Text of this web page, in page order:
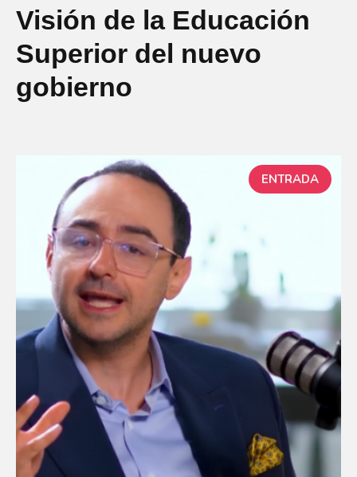
Visión de la Educación
Superior del nuevo
gobierno
ENTRADA